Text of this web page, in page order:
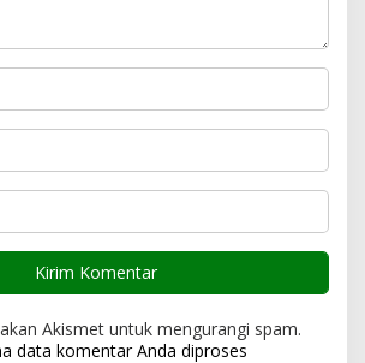
Akismet untuk mengurangi spam.
data komentar Anda diproses